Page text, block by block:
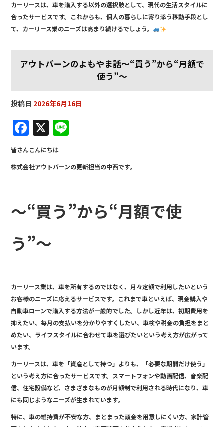
カーリースは、車を購入する以外の選択肢として、現代の生活スタイルに
合ったサービスです。これからも、個人の暮らしに寄り添う移動手段とし
て、カーリース業のニーズは高まり続けるでしょう。
アウトバーンのよもやま話～“買う”から“月額で
使う”～
投稿日 2026年6月16日
F
a
c
e
o
o
k
X
e
皆さんこんにちは
株式会社アウトバーンの更新担当の中西です。
～“買う”から“月額で使
う”～
カーリース業は、車を所有するのではなく、月々定額で利用したいという
お客様のニーズに応えるサービスです。これまで車といえば、現金購入や
自動車ローンで購入する方法が一般的でした。しかし近年は、初期費用を
抑えたい、毎月の支払いを分かりやすくしたい、車検や税金の負担をまと
めたい、ライフスタイルに合わせて車を選びたいという考え方が広がって
います。
カーリースは、車を「資産として持つ」よりも、「必要な期間だけ使う」
という考え方に合ったサービスです。スマートフォンや動画配信、音楽配
信、住宅設備など、さまざまなものが月額制で利用される時代になり、車
にも同じようなニーズが生まれています。
特に、車の維持費が不安な方、まとまった頭金を用意しにくい方、家計管